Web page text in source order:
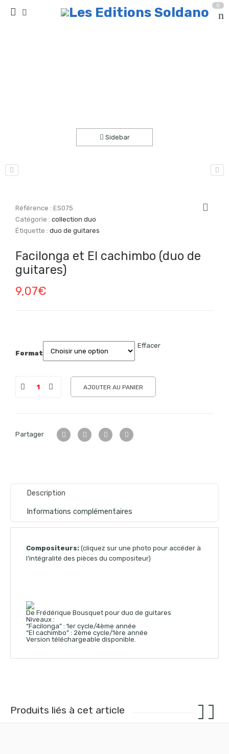
0
Sidebar
Référence :ES075
Catégorie :collection duo
Étiquette :duo de guitares
Facilonga et El cachimbo (duo de
guitares)
9,07€
Format
Effacer
AJOUTER AU PANIER
Partager
Description
Informations complémentaires
Compositeurs: (cliquez sur une photo pour accéder à
l’intégralité des pièces du compositeur)
De Frédérique Bousquet pour duo de guitares
Niveaux :
“Facilonga” : 1er cycle/4ème année
“El cachimbo” : 2ème cycle/1ère année
Version téléchargeable disponible.
Produits liés à cet article